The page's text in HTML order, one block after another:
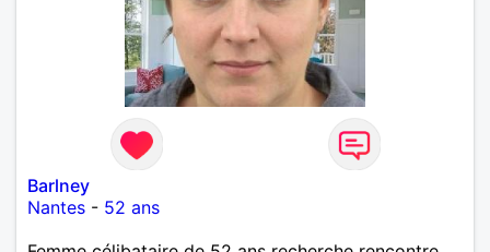
Barlney
Nantes - 52 ans